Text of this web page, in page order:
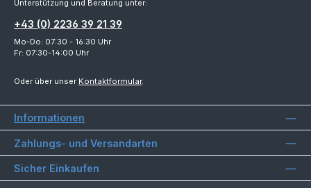
Unterstützung und Beratung unter:
+43 (0) 2236 39 21 39
Mo-Do: 07:30 - 16:30 Uhr
Fr: 07:30-14:00 Uhr
Oder über unser Kontaktformular.
Informationen
Zahlungs- und Versandarten
Sicher Einkaufen